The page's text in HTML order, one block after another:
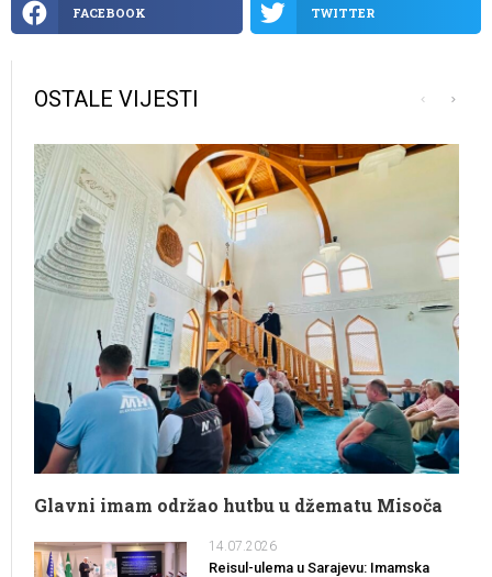
FACEBOOK TWITTER
OSTALE VIJESTI
Glavni imam održao hutbu u džematu Misoča
14.07.2026
Reisul-ulema u Sarajevu: Imamska